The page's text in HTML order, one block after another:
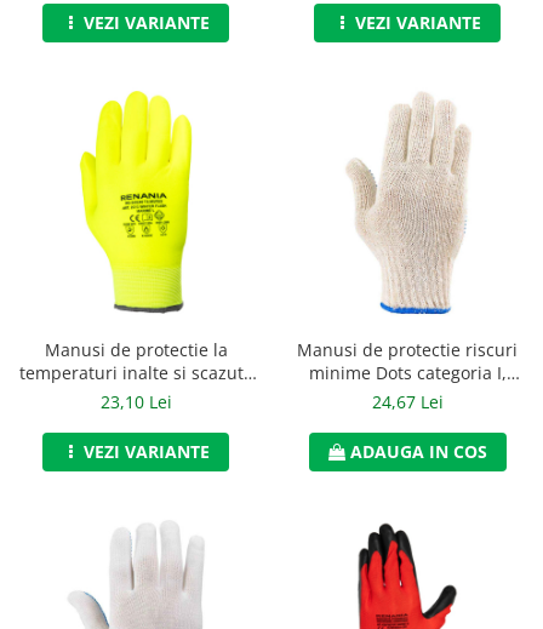
Protectie termica
Sorturi de protectie
Lucru la Inaltime
Accesorii alpinism utilitar
Carabiniere
Mijloace de legatura
Opritoare de cadere
Puncte de ancorare
VEZI VARIANTE VEZI VARIANTE
Manusi de protectie la
temperaturi inalte si scazute
Winter Flash categoria II,
23,10 Lei
VEZI VARIANTE
Manusi de protectie riscuri
minime Dots categoria I,
Renania, art.3C26 (1040-1)
24,67 Lei
ADAUGA IN COS